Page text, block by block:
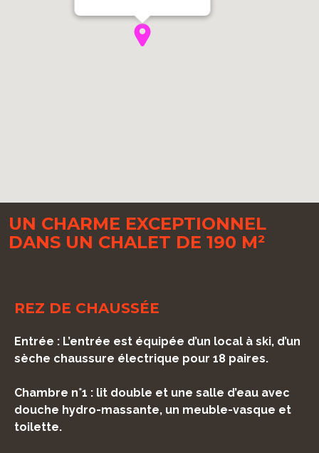
UN CHARME EXCEPTIONNEL
DANS UN CHALET DE 190 M²
REZ DE CHAUSSÉE
Entrée : L’entrée est équipée d’un local à ski, d’un
sèche chaussure électrique pour 18 paires.
Chambre n°1 : lit double et une salle d’eau avec
douche hydro-massante, un meuble-vasque et
toilette.